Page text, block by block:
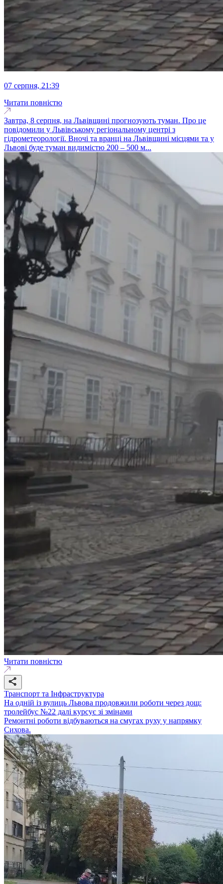
07 серпня, 21:39
Читати повністю
Завтра, 8 серпня, на Львівщині прогнозують туман. Про це
повідомили у Львівському регіональному центрі з
гідрометеорології. Вночі та вранці на Львівщині місцями та у
Львові буде туман видимістю 200 – 500 м...
Читати повністю
Транспорт та Інфраструктура
На одній із вулиць Львова продовжили роботи через дощ:
тролейбус №22 далі курсує зі змінами
Ремонтні роботи відбуваються на смугах руху у напрямку
Сихова.